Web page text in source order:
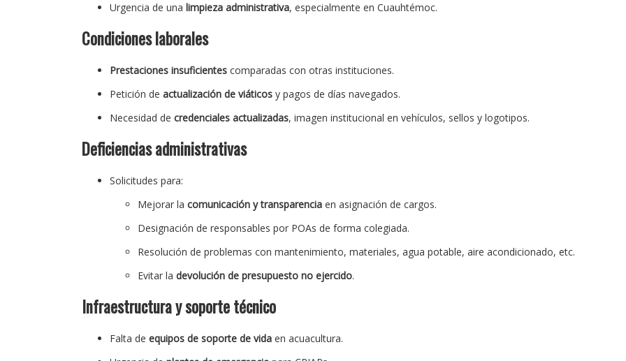
Urgencia de una limpieza administrativa, especialmente en Cuauhtémoc.
Condiciones laborales
Prestaciones insuficientes comparadas con otras instituciones.
Petición de actualización de viáticos y pagos de días navegados.
Necesidad de credenciales actualizadas, imagen institucional en vehículos, sellos y logotipos.
Deficiencias administrativas
Solicitudes para:
Mejorar la comunicación y transparencia en asignación de cargos.
Designación de responsables por POAs de forma colegiada.
Resolución de problemas con mantenimiento, materiales, agua potable, aire acondicionado, etc.
Evitar la devolución de presupuesto no ejercido.
Infraestructura y soporte técnico
Falta de equipos de soporte de vida en acuacultura.